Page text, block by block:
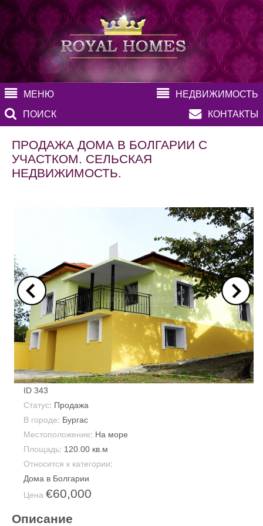
МЕНЮ
НЕДВИЖИМОСТЬ
ПОИСК
КОНТАКТЫ
ПРОДАЖА ДОМА В БОЛГАРИИ С
УЧАСТКОМ. СЕЛЬСКАЯ
НЕДВИЖИМОСТЬ.
ID 343
Статус: Продажа
В городе: Бургас
Местоположение: На море
Площадь: 120.00 кв.м
Относится к категории:
Дома в Болгарии
Цена €60,000
Описание